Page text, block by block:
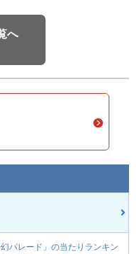
へ
幻パレード」の当たりランキン